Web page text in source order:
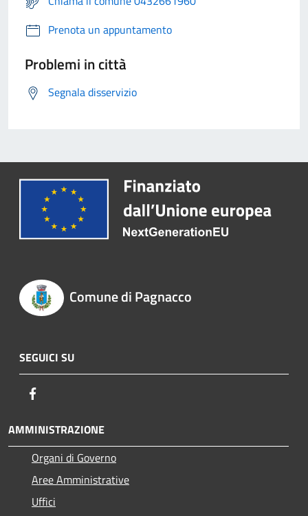
Prenota un appuntamento
Problemi in città
Segnala disservizio
Comune di Pagnacco
SEGUICI SU
AMMINISTRAZIONE
Organi di Governo
Aree Amministrative
Uffici